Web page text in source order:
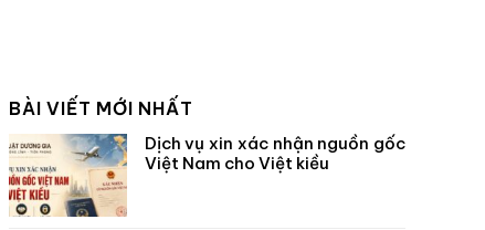
BÀI VIẾT MỚI NHẤT
Dịch vụ xin xác nhận nguồn gốc
Việt Nam cho Việt kiều